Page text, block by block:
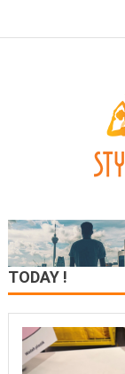
TODAY !